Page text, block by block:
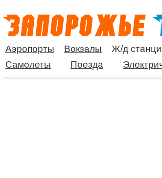
Аэропорты Вокзалы Ж/д
Самолеты
Поезда